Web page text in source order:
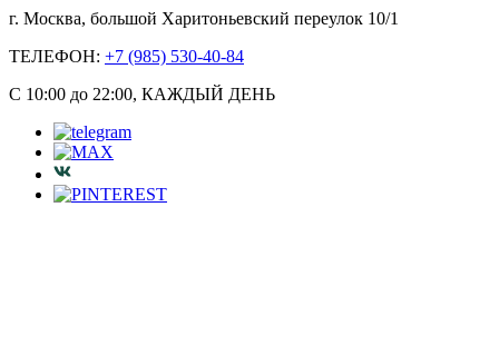
г. Москва, большой Харитоньевский переулок 10/1
ТЕЛЕФОН: +7 (985) 530-40-84
С 10:00 до 22:00, КАЖДЫЙ ДЕНЬ